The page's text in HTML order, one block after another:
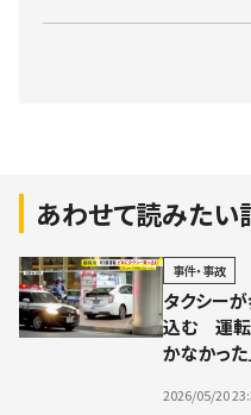
あわせて読みたい
事件・事故
タクシー
込む 運転
かなかっ
2026/05/20